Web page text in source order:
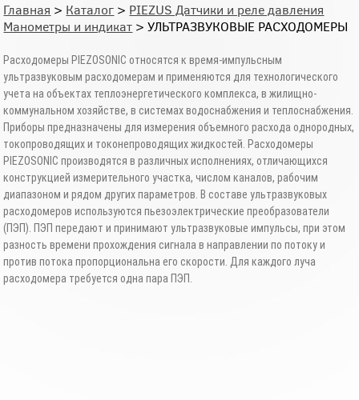
Главная > Каталог > PIEZUS Датчики и реле давления
Манометры и индикат > УЛЬТРАЗВУКОВЫЕ РАСХОДОМЕРЫ
Расходомеры PIEZOSONIC относятся к время-импульсным
ультразвуковым расходомерам и применяются для технологического
учета на объектах теплоэнергетического комплекса, в жилищно-
коммунальном хозяйстве, в системах водоснабжения и теплоснабжения.
Приборы предназначены для измерения объемного расхода однородных,
токопроводящих и токонепроводящих жидкостей. Расходомеры
PIEZOSONIC производятся в различных исполнениях, отличающихся
конструкцией измерительного участка, числом каналов, рабочим
диапазоном и рядом других параметров. В составе ультразвуковых
расходомеров используются пьезоэлектрические преобразователи
(ПЭП). ПЭП передают и принимают ультразвуковые импульсы, при этом
разность времени прохождения сигнала в направлении по потоку и
против потока пропорциональна его скорости. Для каждого луча
расходомера требуется одна пара ПЭП.